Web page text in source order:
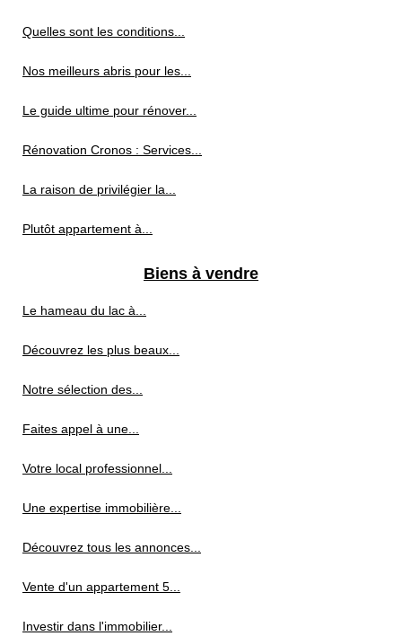
Quelles sont les conditions...
Nos meilleurs abris pour les...
Le guide ultime pour rénover...
Rénovation Cronos : Services...
La raison de privilégier la...
Plutôt appartement à...
Biens à vendre
Le hameau du lac à...
Découvrez les plus beaux...
Notre sélection des...
Faites appel à une...
Votre local professionnel...
Une expertise immobilière...
Découvrez tous les annonces...
Vente d'un appartement 5...
Investir dans l'immobilier...